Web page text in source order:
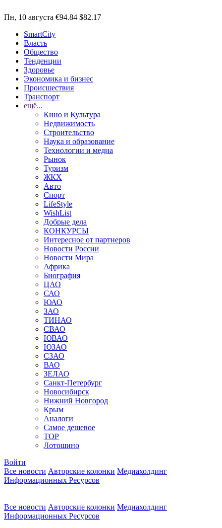
Пн, 10 августа €94.84 $82.17
SmartCity
Власть
Общество
Тенденции
Здоровье
Экономика и бизнес
Происшествия
Транспорт
ещё...
Кино и Культура
Недвижимость
Строительство
Наука и образование
Технологии и медиа
Рынок
Туризм
ЖКХ
Авто
Спорт
LifeStyle
WishList
Добрые дела
КОНКУРСЫ
Интересное от партнеров
Новости России
Новости Мира
Африка
Биография
ЦАО
САО
ЮАО
ЗАО
ТИНАО
СВАО
ЮВАО
ЮЗАО
СЗАО
ВАО
ЗЕЛАО
Санкт-Петербург
Новосибирск
Нижний Новгород
Крым
Аналоги
Самое дешевое
TOP
Лотошино
Войти
Все новости Авторские колонки Медиахолдинг
Информационных Ресурсов
Все новости Авторские колонки Медиахолдинг
Информационных Ресурсов